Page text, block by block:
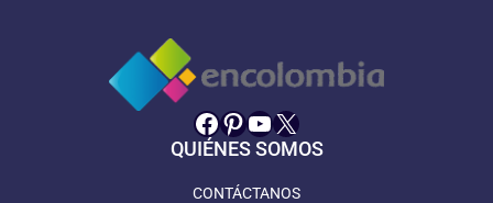
Facebook
Pinterest
YouTube
X
QUIÉNES SOMOS
CONTÁCTANOS